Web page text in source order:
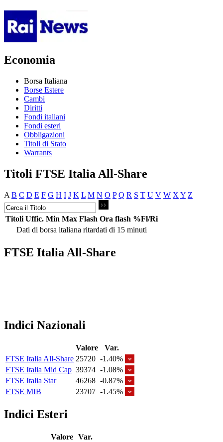
Economia
Borsa Italiana
Borse Estere
Cambi
Diritti
Fondi italiani
Fondi esteri
Obbligazioni
Titoli di Stato
Warrants
Titoli FTSE Italia All-Share
A B C D E F G H I J K L M N O P Q R S T U V W X Y Z
Titoli Uffic. Min Max Flash Ora flash %Fl/Ri
Dati di borsa italiana ritardati di 15 minuti
FTSE Italia All-Share
Indici Nazionali
Valore
Var.
FTSE Italia All-Share 25720 -1.40%
FTSE Italia Mid Cap 39374 -1.08%
FTSE Italia Star
46268 -0.87%
FTSE MIB
23707 -1.45%
Indici Esteri
Valore Var.